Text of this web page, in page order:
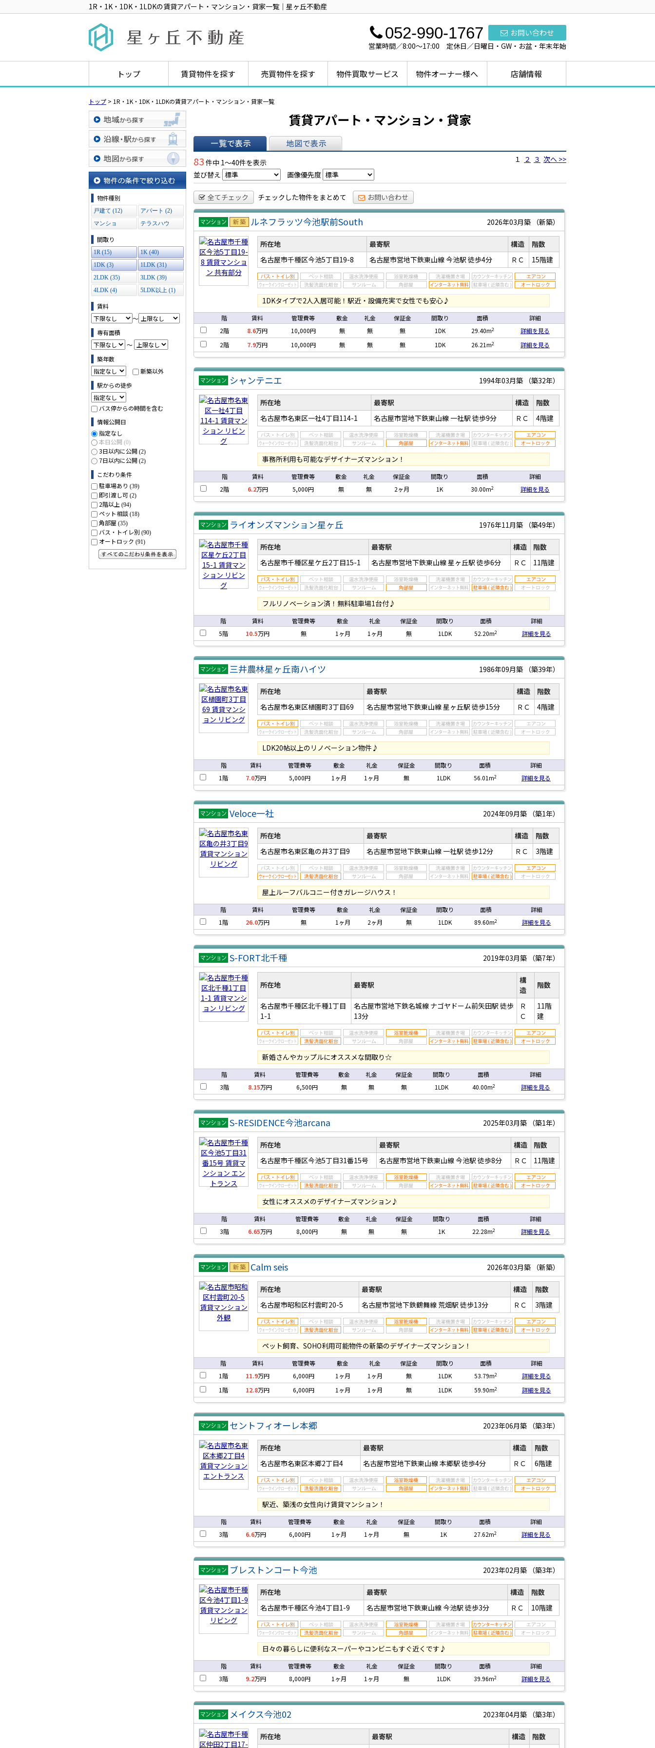
1R・1K・1DK・1LDKの賃貸アパート・マンション・貸家一覧｜星ヶ丘不動産
お問い合わせ
052-990-1767
営業時間／8:00～17:00 定休日／日曜日・GW・お盆・年末年始
トップ 賃貸物件を探す 売買物件を探す 物件買取サービス 物件オーナー様へ 店舗情報
トップ > 1R・1K・1DK・1LDKの賃貸アパート・マンション・貸家一覧
地域から探す
沿線・駅から探す
地図から探す
物件の条件で絞り込む
物件種別
戸建て (12)
アパート (2)
マンショ
テラスハウ
間取り
1R (15)
1K (40)
1DK (3)
1LDK (31)
2LDK (35)
3LDK (39)
4LDK (4)
5LDK以上 (1)
賃料
～
専有面積
～
築年数
新築以外
駅からの徒歩
バス停からの時間を含む
情報公開日
指定なし
本日公開 (0)
3日以内に公開 (2)
7日以内に公開 (2)
こだわり条件
駐車場あり (39)
即引渡し可 (2)
2階以上 (94)
ペット相談 (18)
角部屋 (35)
バス・トイレ別 (90)
オートロック (91)
賃貸アパート・マンション・貸家
83 件中 1～40件を表示 １ ２ ３ 次へ >>
並び替え
画像優先度
全てチェック チェックした物件をまとめて お問い合わせ
賃貸マン
ション
新築
ルネフラッツ今池駅前South 2026年03月築 （新築）
所在地 最寄駅 構造
階数
名古屋市千種区今池5丁目19-8
名古屋市営地下鉄東山線 今池駅 徒歩4分 ＲＣ 15階建
1DKタイプで2人入居可能！駅近・設備充実で女性でも安心♪
階 賃料 管理費等 敷金 礼金 保証金 間取り 面積
詳細
2階
8.6万円 10,000円 無 無 無 1DK 29.40m2
詳細を見る
2階
7.9万円 10,000円 無 無 無 1DK 26.21m2 詳細を見る
賃貸マン
ション
シャンテニエ 1994年03月築 （築32年）
所在地 最寄駅 構造
階数
名古屋市名東区一社4丁目114-1
名古屋市営地下鉄東山線 一社駅 徒歩9分 ＲＣ 4階建
事務所利用も可能なデザイナーズマンション！
階 賃料 管理費等 敷金 礼金 保証金 間取り 面積
詳細
2階
6.2万円 5,000円 無 無 2ヶ月 1K 30.00m2 詳細を見る
賃貸マン
ション
ライオンズマンション星ヶ丘 1976年11月築 （築49年）
所在地 最寄駅 構造
階数
名古屋市千種区星ケ丘2丁目15-1
名古屋市営地下鉄東山線 星ヶ丘駅 徒歩6分 ＲＣ 11階建
フルリノベーション済！無料駐車場1台付♪
階 賃料 管理費等 敷金 礼金 保証金 間取り 面積
詳細
5階
10.5万円 無 1ヶ月 1ヶ月 無 1LDK 52.20m2 詳細を見る
賃貸マン
ション
三井農林星ヶ丘南ハイツ 1986年09月築 （築39年）
所在地 最寄駅 構造
階数
名古屋市名東区植園町3丁目69
名古屋市営地下鉄東山線 星ヶ丘駅 徒歩15分 ＲＣ 4階建
LDK20帖以上のリノベーション物件♪
階 賃料 管理費等 敷金 礼金 保証金 間取り 面積
詳細
1階
7.0万円 5,000円 1ヶ月 1ヶ月 無 1LDK 56.01m2 詳細を見る
賃貸マン
ション
Veloce一社 2024年09月築 （築1年）
所在地 最寄駅 構造
階数
名古屋市名東区亀の井3丁目9
名古屋市営地下鉄東山線 一社駅 徒歩12分 ＲＣ 3階建
屋上ルーフバルコニー付きガレージハウス！
階 賃料 管理費等 敷金 礼金 保証金 間取り 面積
詳細
1階
26.0万円 無 1ヶ月 2ヶ月 無 1LDK 89.60m2 詳細を見る
賃貸マン
ション
S-FORT北千種 2019年03月築 （築7年）
所在地 最寄駅
構
造
階数
名古屋市千種区北千種1丁目
1-1
名古屋市営地下鉄名城線 ナゴヤドーム前矢田駅 徒歩
13分
Ｒ
Ｃ
11階
建
新婚さんやカップルにオススメな間取り☆
階 賃料 管理費等 敷金 礼金 保証金 間取り 面積
詳細
3階
8.15万円 6,500円 無 無 無 1LDK 40.00m2 詳細を見る
賃貸マン
ション
S-RESIDENCE今池arcana 2025年03月築 （築1年）
所在地 最寄駅 構造
階数
名古屋市千種区今池5丁目31番15号
名古屋市営地下鉄東山線 今池駅 徒歩8分 ＲＣ 11階建
女性にオススメのデザイナーズマンション♪
階 賃料 管理費等 敷金 礼金 保証金 間取り 面積
詳細
3階
6.65万円 8,000円 無 無 無 1K 22.28m2 詳細を見る
賃貸マン
ション
新築
Calm seis 2026年03月築 （新築）
所在地 最寄駅 構造
階数
名古屋市昭和区村雲町20-5
名古屋市営地下鉄鶴舞線 荒畑駅 徒歩13分 ＲＣ 3階建
ペット飼育、SOHO利用可能物件の新築のデザイナーズマンション！
階 賃料 管理費等 敷金 礼金 保証金 間取り 面積
詳細
1階
11.9万円 6,000円 1ヶ月 1ヶ月 無 1LDK 53.79m2
詳細を見る
1階
12.8万円 6,000円 1ヶ月 1ヶ月 無 1LDK 59.90m2 詳細を見る
賃貸マン
ション
セントフィオーレ本郷 2023年06月築 （築3年）
所在地 最寄駅 構造
階数
名古屋市名東区本郷2丁目4
名古屋市営地下鉄東山線 本郷駅 徒歩4分 ＲＣ 6階建
駅近、築浅の女性向け賃貸マンション！
階 賃料 管理費等 敷金 礼金 保証金 間取り 面積
詳細
3階
6.6万円 6,000円 1ヶ月 1ヶ月 無 1K 27.62m2 詳細を見る
賃貸マン
ション
ブレストンコート今池 2023年02月築 （築3年）
所在地 最寄駅 構造
階数
名古屋市千種区今池4丁目1-9
名古屋市営地下鉄東山線 今池駅 徒歩3分 ＲＣ 10階建
日々の暮らしに便利なスーパーやコンビニもすぐ近くです♪
階 賃料 管理費等 敷金 礼金 保証金 間取り 面積
詳細
3階
9.2万円 8,000円 1ヶ月 1ヶ月 無 1LDK 39.96m2 詳細を見る
賃貸マン
ション
メイクス今池02 2023年04月築 （築3年）
所在地 最寄駅 構造
階数